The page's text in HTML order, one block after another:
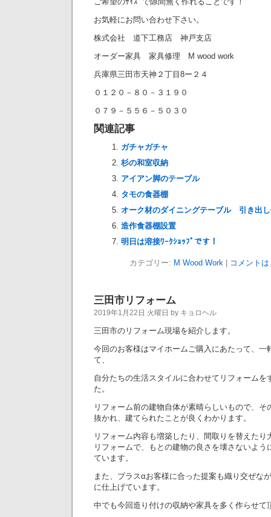
お気軽にお問い合わせ下さい。
株式会社 道下工務店 神戸支店
オーダー家具 家具修理 M wood work
兵庫県三田市天神２丁目8ー２４
０１２０－８０－３１９０
０７９－５５６－５０３０
関連記事
ガチャガチャ
杉の和室収納
アイアン脚のテーブル
タモの食器棚
オーク材のダイニングテーブル 引き出
造作食器棚設置
明日は溶接ﾜｰｸｼｮｯﾌﾟです！
カテゴリー: M Wood Work| コメント
三田市リフォーム
2019年1月22日 火曜日 by キョロヘル
三田市のリフォーム現場を紹介します。
今回のお客様はマイホームご購入にあたって、一
て、
自分たちの生活スタイルに合わせてリフォームを
た。
リフォーム前の建物自体が素晴らしいもので、そ
抜かれ、建てられたことが良くわかります。
リフォーム内容も増築したり、間取りを替えたり
リフォームで、もとの建物の良さを壊さないよう
ています。
また、プラスαお客様に合った提案も織り交ぜな
に仕上げています。
中でも今回造り付けの収納や家具を多く作らせて